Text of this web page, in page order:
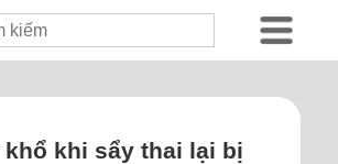
khổ khi sẩy thai lại bị